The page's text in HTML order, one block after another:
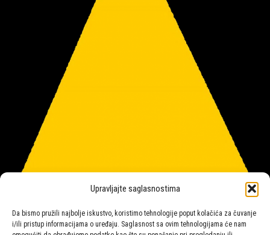
Upravljajte saglasnostima
Da bismo pružili najbolje iskustvo, koristimo tehnologije poput kolačića za čuvanje
i/ili pristup informacijama o uređaju. Saglasnost sa ovim tehnologijama će nam